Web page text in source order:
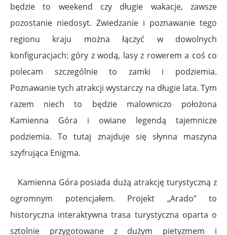
będzie to weekend czy długie wakacje, zawsze
pozostanie niedosyt. Zwiedzanie i poznawanie tego
regionu kraju można łączyć w dowolnych
konfiguracjach: góry z wodą, lasy z rowerem a coś co
polecam szczególnie to zamki i podziemia.
Poznawanie tych atrakcji wystarczy na długie lata. Tym
razem niech to będzie malowniczo położona
Kamienna Góra i owiane legendą tajemnicze
podziemia. To tutaj znajduje się słynna maszyna
szyfrująca Enigma.
Kamienna Góra posiada dużą atrakcję turystyczną z
ogromnym potencjałem. Projekt „Arado” to
historyczna interaktywna trasa turystyczna oparta o
sztolnie przygotowane z dużym pietyzmem i